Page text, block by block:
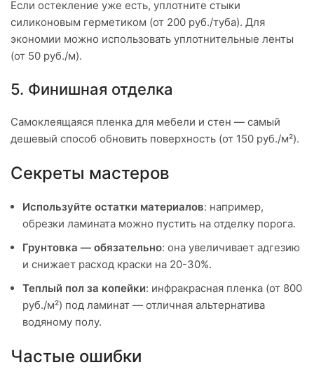
Если остекление уже есть, уплотните стыки
силиконовым герметиком (от 200 руб./туба). Для
экономии можно использовать уплотнительные ленты
(от 50 руб./м).
5. Финишная отделка
Самоклеящаяся пленка для мебели и стен — самый
дешевый способ обновить поверхность (от 150 руб./м²).
Секреты мастеров
Используйте остатки материалов: например,
обрезки ламината можно пустить на отделку порога.
Грунтовка — обязательно: она увеличивает адгезию
и снижает расход краски на 20-30%.
Теплый пол за копейки: инфракрасная пленка (от 800
руб./м²) под ламинат — отличная альтернатива
водяному полу.
Частые ошибки